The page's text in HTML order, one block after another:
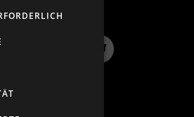
InstagramTwitter